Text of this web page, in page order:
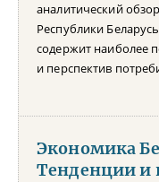
аналитический
Республики
содержит наиболее
и перспектив
Экономика
Тенденции и